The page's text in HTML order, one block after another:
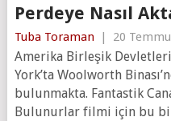
Perdeye Nasıl
Tuba Toraman | 20
Amerika Birleşik Devletleri
York’ta Woolworth
bulunmakta. Fantastik
Bulunurlar filmi için bu